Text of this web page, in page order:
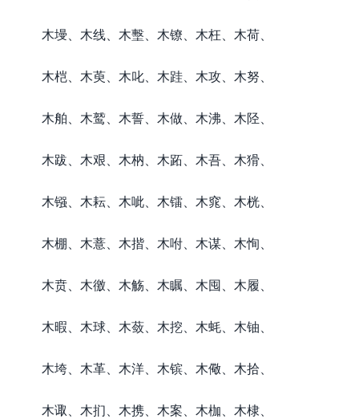
木墁、木线、木墼、木镣、木枉、木荷、
木桤、木萸、木叱、木跬、木攻、木努、
木舶、木鹫、木誓、木做、木沸、木陉、
木跋、木艰、木枘、木跖、木吾、木猾、
木镪、木耘、木呲、木镭、木窕、木桄、
木棚、木薏、木揩、木咐、木谋、木恂、
木贲、木徼、木觞、木瞩、木囤、木履、
木暇、木球、木蔹、木挖、木蚝、木铀、
木垮、木革、木洋、木镔、木儆、木拾、
木诹、木扪、木携、木案、木枷、木棣、